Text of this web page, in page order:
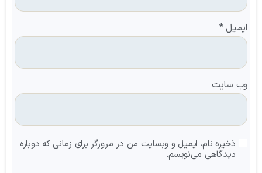
ایمیل*
وب‌ سایت
ذخیره نام، ایمیل و وبسایت من در مرورگر برای زمانی که دوباره
دیدگاهی می‌نویسم.